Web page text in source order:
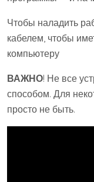
Чтобы наладить
кабелем, чтобы
компьютеру
ВАЖНО! Не все
способом. Для
просто не быть.